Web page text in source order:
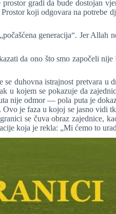
gradi da bude dostojan
koji odgovara na
generacija“. Jer
da ono što smo započeli
duhovna istrajnost pretvara
kojem se pokazuje da
nije odmor — pola puta je
je faza u kojoj se jasno vidi
se čuva obraz zajednice,
koja je rekla: „Mi ćemo to